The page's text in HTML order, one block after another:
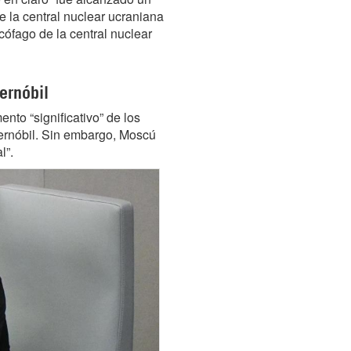
la central nuclear ucraniana
de la central nuclear
“significativo” de los
Sin embargo, Moscú